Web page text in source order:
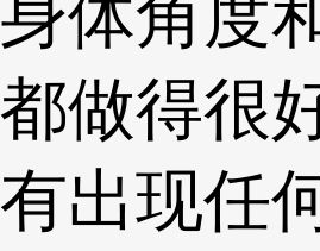
身体角度
都做得很
有出现任